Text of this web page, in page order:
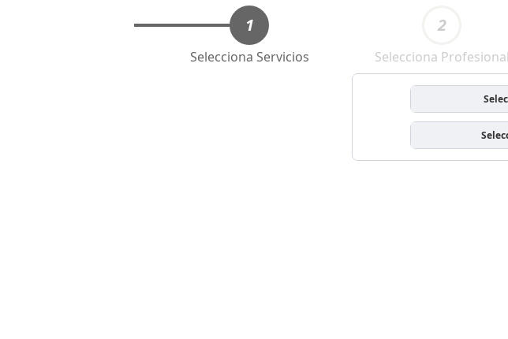
1
Selecciona Servicios
2
Selecciona Profesional